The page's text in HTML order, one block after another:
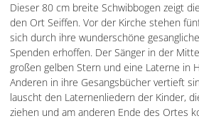
Dieser 80 cm breite Schwibbogen zeigt
den Ort Seiffen. Vor der Kirche stehen
sich durch ihre wunderschöne
Spenden erhoffen. Der Sänger in der
großen gelben Stern und eine Laterne in
Anderen in ihre Gesangsbücher vertieft
lauscht den Laternenliedern der Kinder,
ziehen und am anderen Ende des Ortes